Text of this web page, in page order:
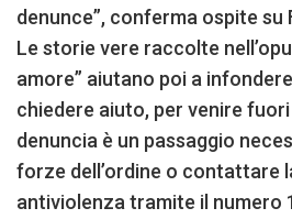
denunce”, conferma ospite su
Le storie vere raccolte
amore” aiutano poi a
chiedere aiuto, per venire fuori
denuncia è un passaggio
forze dell’ordine o contattare
antiviolenza tramite il numero